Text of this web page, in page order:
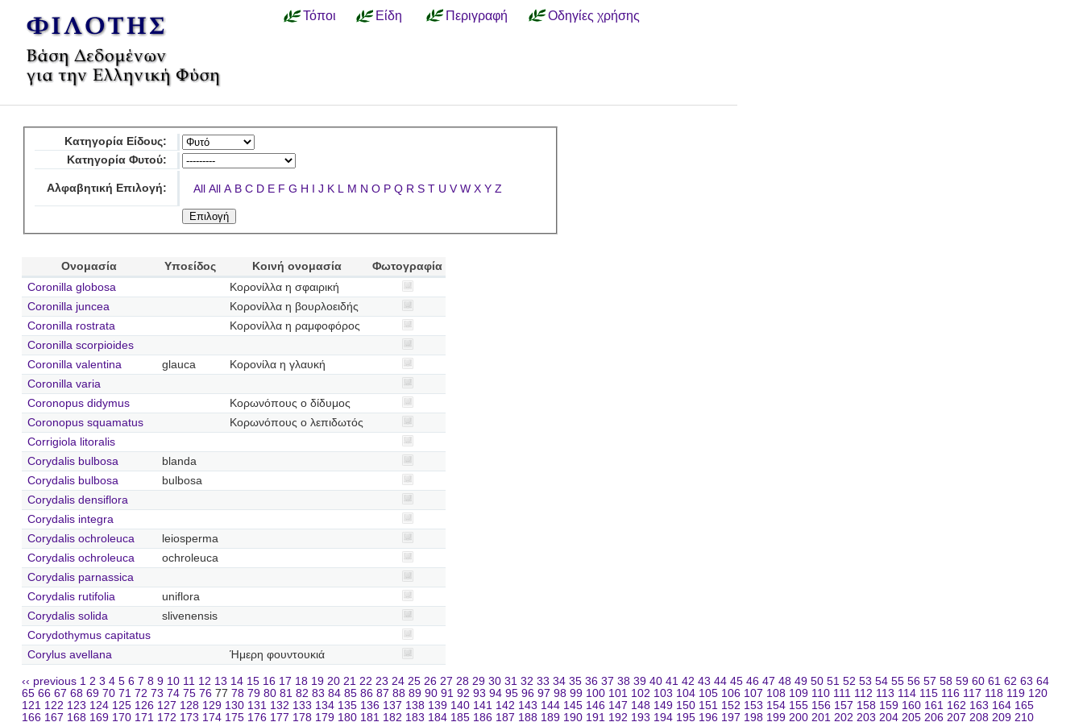
Τόποι Είδη Περιγραφή Οδηγίες χρήσης
Κατηγορία Είδους:
Κατηγορία Φυτού:
Αλφαβητική Επιλογή: All All A B C D E F G H I J K L M N O P Q R S T U V W X Y Z
Ονομασία Υποείδος Κοινή ονομασία
Φωτογραφία
Coronilla globosa
Κορονίλλα η σφαιρική
Coronilla juncea
Κορονίλλα η βουρλοειδής
Coronilla rostrata
Κορονίλλα η ραμφοφόρος
Coronilla scorpioides
Coronilla valentina
glauca
Κορονίλα η γλαυκή
Coronilla varia
Coronopus didymus
Κορωνόπους ο δίδυμος
Coronopus squamatus
Κορωνόπους ο λεπιδωτός
Corrigiola litoralis
Corydalis bulbosa
blanda
Corydalis bulbosa
bulbosa
Corydalis densiflora
Corydalis integra
Corydalis ochroleuca
leiosperma
Corydalis ochroleuca
ochroleuca
Corydalis parnassica
Corydalis rutifolia
uniflora
Corydalis solida
slivenensis
Corydothymus capitatus
Corylus avellana
Ήμερη φουντουκιά
‹‹ previous 1 2 3 4 5 6 7 8 9 10 11 12 13 14 15 16 17 18 19 20 21 22 23 24 25 26 27 28 29 30 31 32 33 34 35 36 37 38 39 40 41 42 43 44 45 46 47 48 49 50 51 52 53 54 55 56 57 58 59 60 61 62 63 64
65 66 67 68 69 70 71 72 73 74 75 76 77 78 79 80 81 82 83 84 85 86 87 88 89 90 91 92 93 94 95 96 97 98 99 100 101 102 103 104 105 106 107 108 109 110 111 112 113 114 115 116 117 118 119 120
121 122 123 124 125 126 127 128 129 130 131 132 133 134 135 136 137 138 139 140 141 142 143 144 145 146 147 148 149 150 151 152 153 154 155 156 157 158 159 160 161 162 163 164 165
166 167 168 169 170 171 172 173 174 175 176 177 178 179 180 181 182 183 184 185 186 187 188 189 190 191 192 193 194 195 196 197 198 199 200 201 202 203 204 205 206 207 208 209 210